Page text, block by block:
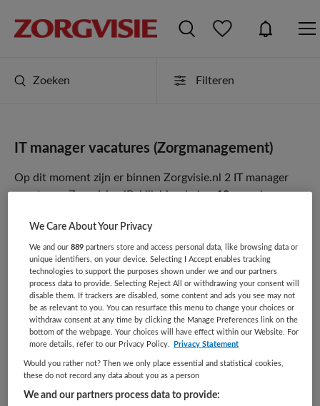
Zoeken Filteren
IT manager vacatures (Zorgmanagement)
Op dit moment zijn er binnen Zorgvisie.nl 2 IT manager
vacatures.Zorgvisie.nlBekijk hier detop 10 meest
JobAlert instellen
2 vacatures gevonden
SAP Product Owner ERP
We Care About Your Privacy
We and our889 partners store and access personal data, like browsing data or
unique identifiers, on your device. Selecting I Accept enables tracking
technologies to support the purposes shown under we and our partners
process data to provide. Selecting Reject All or withdrawing your consent will
disable them. If trackers are disabled, some content and ads you see may not
be as relevant to you. You can resurface this menu to change your choices or
withdraw consent at any time by clicking the Manage Preferences link on the
bottom of the webpage. Your choices will have effect within our Website. For
more details, refer to our Privacy Policy.
Privacy Statement
Would you rather not? Then we only place essential and statistical cookies,
these do not record any data about you as a person
We and our partners process data to provide: